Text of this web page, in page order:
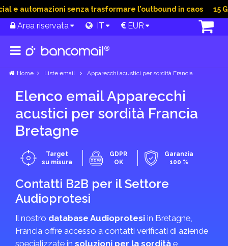
automazioni senza trasformare l’outbound in caos 15 Giu
Area riservata IT EUR
Home Liste email Apparecchi acustici per sordità Francia
Elenco email Apparecchi
acustici per sordità Francia
Bretagne
Target
su misura
GDPR
OK
Garanzia
100 %
Contatti B2B per il Settore
Audioprotesi
Il nostro database Audioprotesi in Bretagne,
Francia offre accesso a contatti verificati di aziende
specializzate in soluzioni per la sordità e